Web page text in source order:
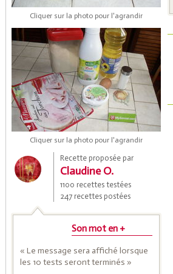
Cliquer sur la photo pour l'agrandir
Cliquer sur la photo pour l'agrandir
Recette proposée par
Claudine O.
1100 recettes testées
247 recettes postées
Son mot en +
« Le message sera affiché lorsque
les 10 tests seront terminés »